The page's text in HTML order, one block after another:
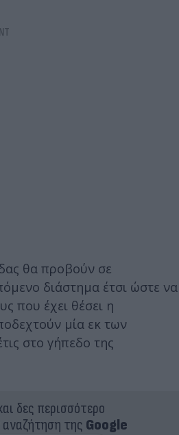
θα προβούν σε
διάστημα έτσι ώστε να
που έχει θέσει η
μία εκ των
στο γήπεδο της
δες περισσότερο
της Google